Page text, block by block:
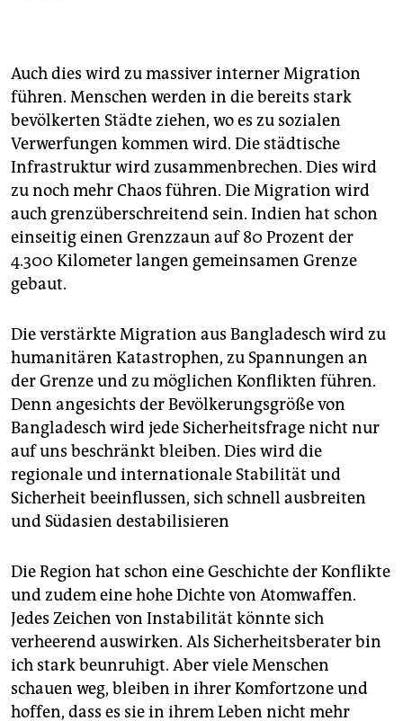
Auch dies wird zu massiver interner Migration
führen. Menschen werden in die bereits stark
bevölkerten Städte ziehen, wo es zu sozialen
Verwerfungen kommen wird. Die städtische
Infrastruktur wird zusammenbrechen. Dies wird
zu noch mehr Chaos führen. Die Migration wird
auch grenzüberschreitend sein. Indien hat schon
einseitig einen Grenzzaun auf 80 Prozent der
4.300 Kilometer langen gemeinsamen Grenze
gebaut.
Die verstärkte Migration aus Bangladesch wird zu
humanitären Katastrophen, zu Spannungen an
der Grenze und zu möglichen Konflikten führen.
Denn angesichts der Bevölkerungsgröße von
Bangladesch wird jede Sicherheitsfrage nicht nur
auf uns beschränkt bleiben. Dies wird die
regionale und internationale Stabilität und
Sicherheit beeinflussen, sich schnell ausbreiten
und Südasien destabilisieren
Die Region hat schon eine Geschichte der Konflikte
und zudem eine hohe Dichte von Atomwaffen.
Jedes Zeichen von Instabilität könnte sich
verheerend auswirken. Als Sicherheitsberater bin
ich stark beunruhigt. Aber viele Menschen
schauen weg, bleiben in ihrer Komfortzone und
hoffen, dass es sie in ihrem Leben nicht mehr